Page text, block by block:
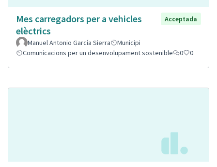
Mes carregadors per a vehicles
elèctrics
Acceptada
Manuel Antonio García Sierra
Municipi
Comunicacions per un desenvolupament sostenible
0 0